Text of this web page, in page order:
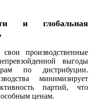
и глобальная
производственные
выгоды
по дистрибуции.
минимизирует
партий, что
ценам.